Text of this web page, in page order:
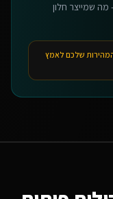
מה שמייצר חלון
שלכם לאמץ